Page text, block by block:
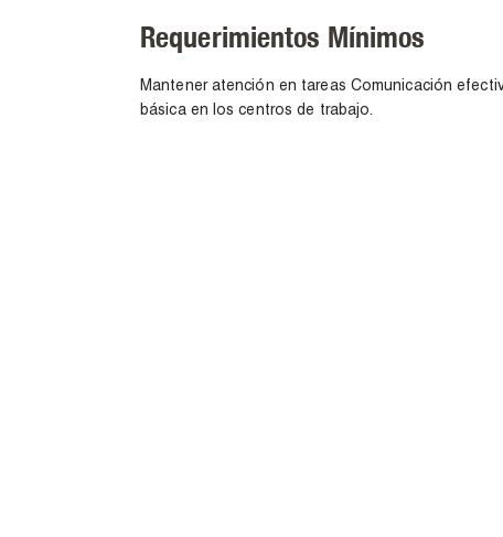
Requerimientos Mínimos
Mantener atención en tareas Comunicación
básica en los centros de trabajo.